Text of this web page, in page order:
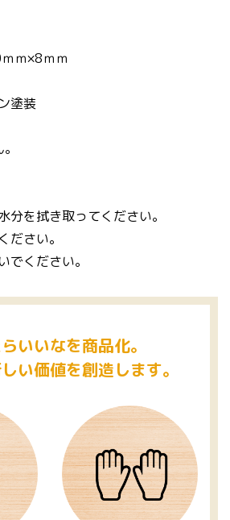
ｍ×8ｍｍ
塗装
分を拭き取ってください。
ださい。
でください。
いいなを商品化。
い価値を創造します。